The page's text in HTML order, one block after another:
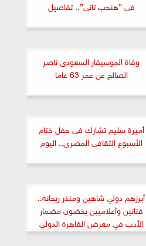
فى ”هنحب تانى”.. تفاصيل
وفاة الموسيقار السعودى ناصر
الصالح عن عمر 63 عاما
أميرة سليم تشارك فى حفل ختام
الأسبوع الثقافى المصرى.. اليوم
أبرزهم دولي شاهين ومنذر ريحانة..
فنانين وأعلاميين يخضون مضمار
الأدب في معرض القاهرة الدولي
للكتاب